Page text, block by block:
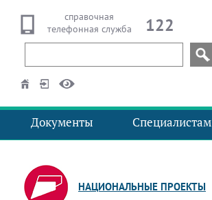
справочная
телефонная служба
122
Документы Специалистам
НАЦИОНАЛЬНЫЕ ПРОЕКТЫ